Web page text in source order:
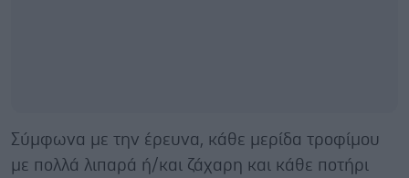
Σύμφωνα με την έρευνα, κάθε μερίδα τροφίμου
με πολλά λιπαρά ή/και ζάχαρη και κάθε ποτήρι